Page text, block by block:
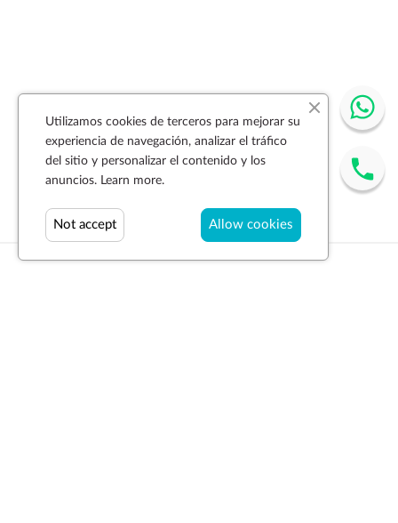
Utilizamos cookies de terceros para mejorar su
experiencia de navegación, analizar el tráfico
del sitio y personalizar el contenido y los
anuncios. Learn more.
Allow cookies
Not accept